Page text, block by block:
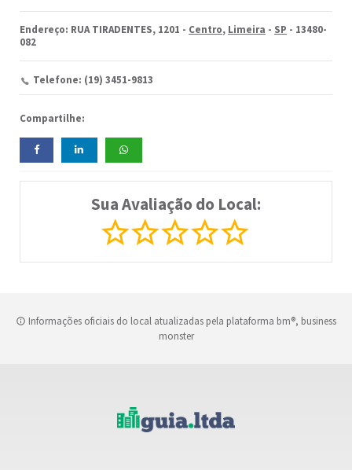
Endereço: RUA TIRADENTES, 1201 - Centro, Limeira - SP - 13480-
082
Telefone: (19) 3451-9813
Compartilhe:
Sua Avaliação do Local:
Informações oficiais do local atualizadas pela plataforma bm®, business
monster